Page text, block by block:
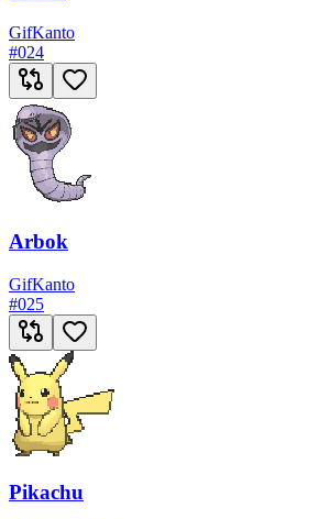
GifKanto
#024
Arbok
GifKanto
#025
Pikachu